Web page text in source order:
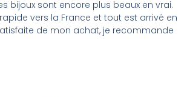
bijoux sont encore plus beaux en vrai.
vers la France et tout est arrivé en
de mon achat, je recommande